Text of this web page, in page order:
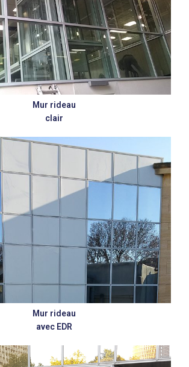
Mur rideau
clair
Mur rideau
avec EDR